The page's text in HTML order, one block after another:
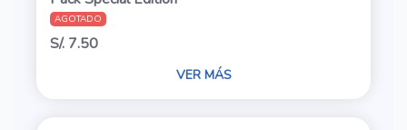
AGOTADO
S/. 7.50
VER MÁS